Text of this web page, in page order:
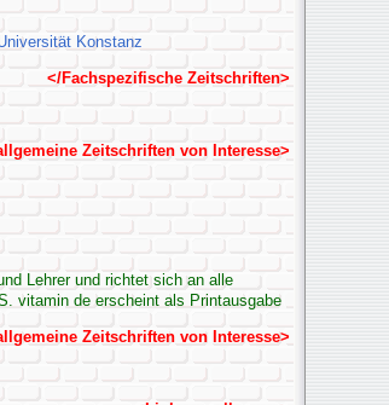
Konstanz
</Fachspezifische Zeitschriften>
Zeitschriften von Interesse>
Lehrer und richtet sich an alle
vitamin de erscheint als Printausgabe
Zeitschriften von Interesse>